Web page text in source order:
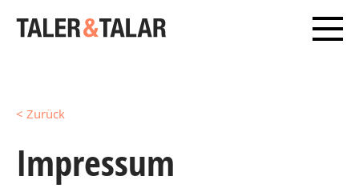
< Zurück
Impressum